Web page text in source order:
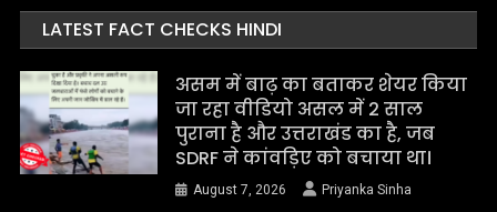
LATEST FACT CHECKS HINDI
असम में बाढ़ का बताकर शेयर किया
जा रहा वीडियो असल में 2 साल
पुराना है और उत्तराखंड का है, जब
SDRF ने कांवड़िए को बचाया था।
August 7, 2026 Priyanka Sinha